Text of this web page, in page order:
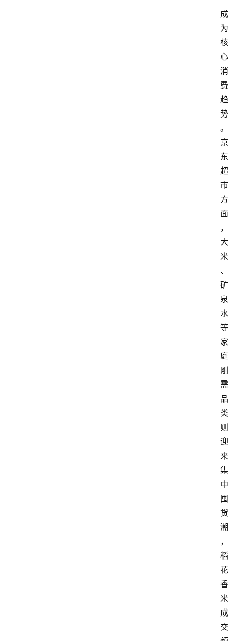
成
为
核
心
消
费
趋
势
。
京
东
超
市
方
面
，
大
米
、
矿
泉
水
等
家
庭
刚
需
品
类
则
迎
来
集
中
囤
货
潮
，
稻
花
香
米
成
交